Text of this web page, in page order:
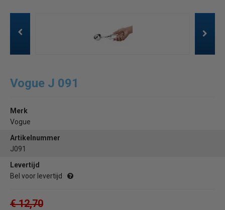
Vogue J 091
Merk
Vogue
Artikelnummer
J091
Levertijd
Bel voor levertijd
€ 12,70